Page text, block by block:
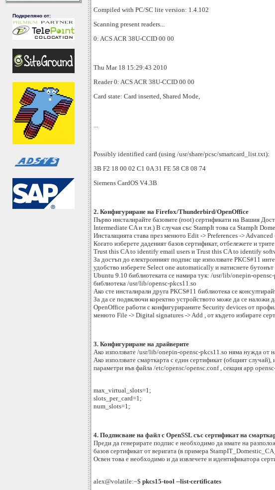
Подкрепяно от:
Compiled with PC/SC lite version: 1.4.102
Scanning present readers...
0: ACS ACR 38U-CCID 00 00
Thu Mar 18 15:29:43 2010
Reader 0: ACS ACR 38U-CCID 00 00
Card state: Card inserted, Shared Mode,
Possibly identified card (using /usr/share/pcsc/smartcard_list.txt):
3B F2 18 00 02 C1 0A 31 FE 58 C8 08 74
Siemens CardOS V4.3B
2. Конфигуриране на Firefox/Thunderbird/OpenOffice
Първо инсталирайте базовите (root) сертификати на Вашия
Intermediate CA и т.н.) В случая със StampIt това са StampIt
Инсталацията става през менюто Edit -> Preferences ->
Когато изберете даденият базов сертификат, отбележете и
Trust this CA to identify email users и Trust this CA to identify
За достъп до електронният подпис ще използвате PKCS#11
удобство изберете Select one automatically и натиснете
Ubuntu 9.10 библиотеката се намира тук: /usr/lib/onepin-opensc-
библиотека /usr/lib/opensc-pkcs11.so
Ако сте инсталирали друга PKCS#11 библиотека се
За да се подвключи коректно устройството може да се наложи
OpenOffice работи с конфигурираните Security devices от
менюто File -> Digital signatures -> Add , от където избирате
3. Конфигуриране на драйверите
Ако използвате /usr/lib/onepin-opensc-pkcs11.so няма нужда от
Ако използвате смарткарта с един сертификат (общият
параметри във файла /etc/opensc/opensc.conf , секция app
max_virtual_slots=1;
slots_per_card=1;
num_slots=1;
4. Подписване на файл с OpenSSL със сертификат на
Преди да генерирате подпис е необходимо да имате на
базов сертификат от веригата (в примера
Освен това е необходимо и да извлечете и идентификатора
alex@volatile:~$ pkcs15-tool --list-certificates